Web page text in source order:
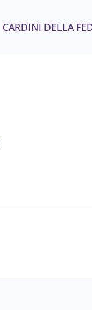
CARDINI DELLA